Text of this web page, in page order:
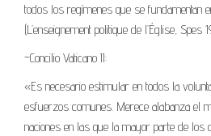
todos los regímenes que se fundamentan
(L’enseignement politique de l’Église, Spes
–Concilio Vaticano II:
«Es necesario estimular en todos la
esfuerzos comunes. Merece alabanza el
naciones en las que la mayor parte de los